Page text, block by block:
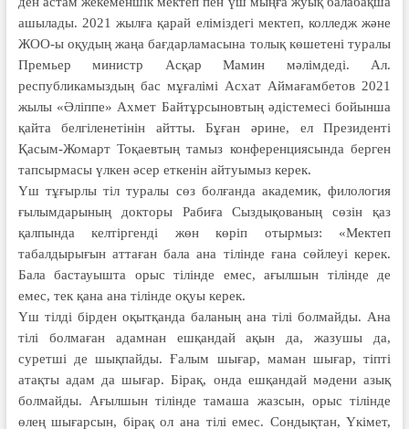
ашылады. 2021 жыл­ға қарай еліміздегі мектеп, колледж және
ЖОО-ы оқудың жаңа бағдарламасына толық көшетені туралы
Премьер министр Асқар Мамин мәлімдеді. Ал.
республикамыздың бас мұғалімі Асхат Аймағамбетов 2021
жылы «Әліппе» Ахмет Байтұрсыновтың әдістемесі бойынша
қайта белгіленетінін айтты. Бұған әрине, ел Президенті
Қасым-Жомарт Тоқаевтың тамыз конференциясында берген
тапсырма­сы үлкен әсер еткенін айтуымыз керек.
Үш тұғырлы тіл туралы сөз болғанда академик, филология
ғылымдарының докторы Рабиға Сыздықованың сөзін қаз
қалпында келтіргенді жөн көріп отырмыз: «Мектеп
табалдырығын аттаған бала ана тілінде ғана сөйлеуі керек.
Бала бастауышта орыс тілінде емес, ағылшын тілінде де
емес, тек қана ана тілінде оқуы керек.
Үш тілді бірден оқытқанда бала­­ның ана тілі болмайды. Ана
тілі болма­ған адамнан ешқандай ақын да, жазу­шы да,
суретші де шықпайды. Ғалым шығар, маман шығар, тіпті
атақты адам да шығар. Бірақ, онда ешқандай мә­дени азық
болмайды. Ағылшын ті­лінде тамаша жазсын, орыс тілінде
өлең шығарсын, бірақ ол ана тілі емес. Сон­дықтан, Үкімет,